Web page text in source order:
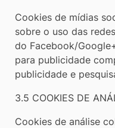
Cookies de mídias
sobre o uso das
do Facebook/
para publicidade
publicidade e
3.5 COOKIES DE
Cookies de análise